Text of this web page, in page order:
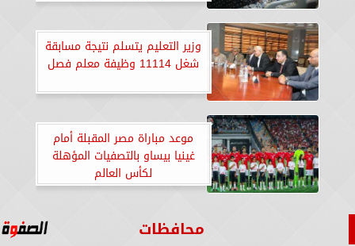
وزير التعليم يتسلم نتيجة مسابقة
شغل 11114 وظيفة معلم فصل
موعد مباراة مصر المقبلة أمام
غينيا بيساو بالتصفيات المؤهلة
لكأس العالم
محافظات